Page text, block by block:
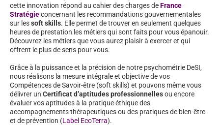
cette innovation répond au cahier des charges deFrance
Stratégieconcernant les recommandations gouvernementales
sur lessoft skills. Elle permet de trouver en seulement quelques
heures de prestation les métiers qui sont faits pour vous épanouir.
Découvrez les métiers que vous aurez plaisir à exercer et qui
offrent le plus de sens pour vous.
Grâce à la puissance et la précision de notre psychométrie DeSI,
nous réalisons la mesure intégrale et objective de vos
Compétences de Savoir-être (soft skills) et pouvons même vous
délivrer un Certificat d’aptitudes professionnellesou encore
évaluer vos aptitudes à la pratique éthique des
accompagnements thérapeutiques ou des pratiques de bien-être
et de prévention (Label EcoTerra).